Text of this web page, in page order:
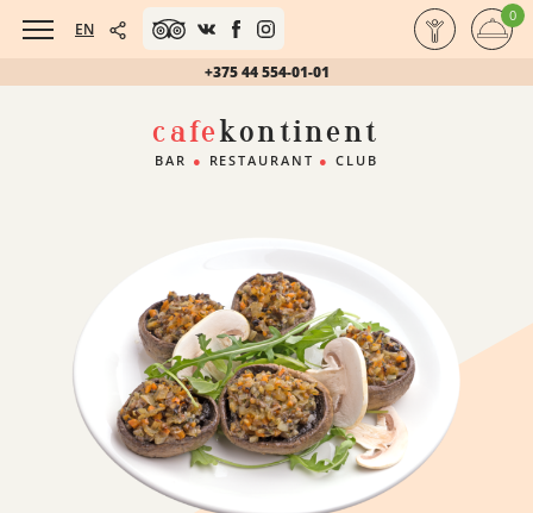
EN
+375 44 554-01-01
0
cafekontinent
BAR ● RESTAURANT ● CLUB